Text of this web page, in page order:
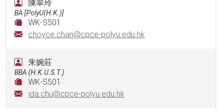
陳翠玲
BA [PolyU(H.K.)]
WK-S501
choyce.chan@cpce-polyu.edu.hk
朱婉莊
BBA (H.K.U.S.T.)
WK-S501
ida.chu@cpce-polyu.edu.hk